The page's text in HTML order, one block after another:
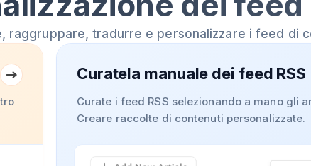
raggruppare, tradurre e personalizzare i feed di
Curatela manuale dei feed RSS
Curate i feed RSS selezionando a mano gli
Creare raccolte di contenuti personalizzate.